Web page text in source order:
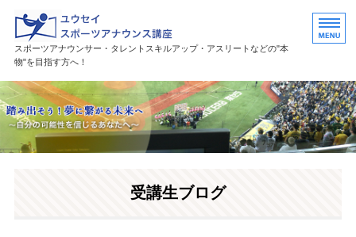
ユウセイスポーツアナウンスス
スポーツアナウンサー・タレントスキルアップ・アスリートなどの"本
物"を目指す方へ！
HOME
講座紹介
活躍中の卒業生・受講生受講生ブログ